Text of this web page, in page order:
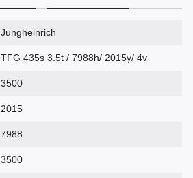
Jungheinrich
TFG 435s 3.5t / 7988h/ 2015y/ 4v
3500
2015
7988
3500